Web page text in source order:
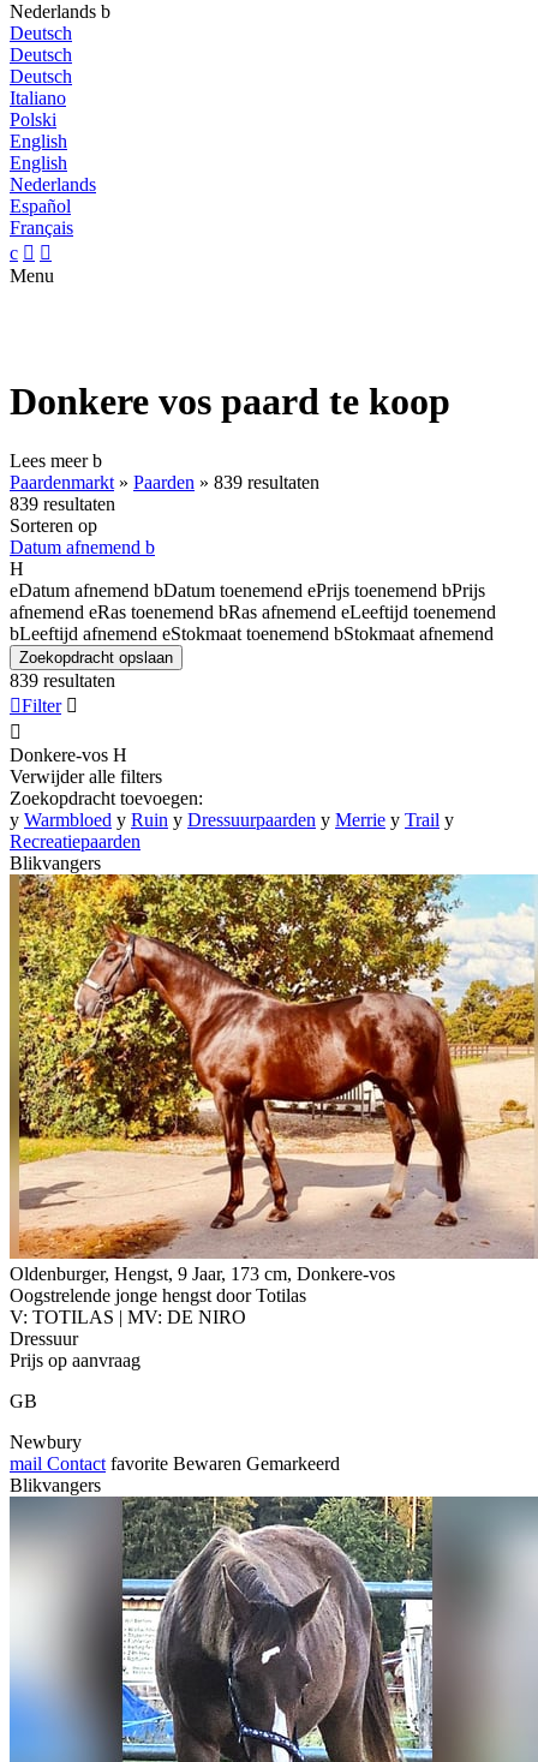
Nederlands b
Deutsch
Deutsch
Deutsch
Italiano
Polski
English
English
Nederlands
Español
Français
c  
Menu
Donkere vos paard te koop
Lees meerb
Paardenmarkt » Paarden » 839 resultaten
839 resultaten
Sorteren op
Datum afnemend b
H
eDatum afnemend bDatum toenemend ePrijs toenemend bPrijs
afnemend eRas toenemend bRas afnemend eLeeftijd toenemend
bLeeftijd afnemend eStokmaat toenemend bStokmaat afnemend
Zoekopdracht opslaan
839 resultaten
Filter 

Donkere-vos H
Verwijder alle filters
Zoekopdracht toevoegen:
y Warmbloed y Ruin y Dressuurpaarden y Merrie y Trail y
Recreatiepaarden
Blikvangers
Oldenburger, Hengst, 9 Jaar, 173 cm, Donkere-vos
Oogstrelende jonge hengst door Totilas
V: TOTILAS | MV: DE NIRO
Dressuur
Prijs op aanvraag
GB
Newbury
mail Contact favorite Bewaren Gemarkeerd
Blikvangers